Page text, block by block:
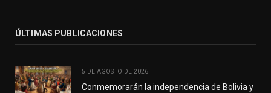
ÚLTIMAS PUBLICACIONES
5 DE AGOSTO DE 2026
Conmemorarán la independencia de Bolivia y